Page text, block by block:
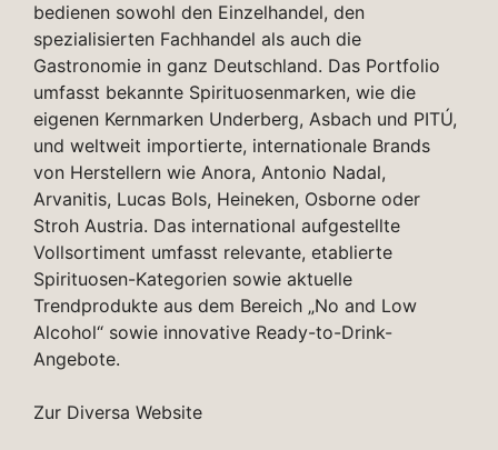
bedienen sowohl den Einzelhandel, den
spezialisierten Fachhandel als auch die
Gastronomie in ganz Deutschland. Das Portfolio
umfasst bekannte Spirituosenmarken, wie die
eigenen Kernmarken Underberg, Asbach und PITÚ,
und weltweit importierte, internationale Brands
von Herstellern wie Anora, Antonio Nadal,
Arvanitis, Lucas Bols, Heineken, Osborne oder
Stroh Austria. Das international aufgestellte
Vollsortiment umfasst relevante, etablierte
Spirituosen-Kategorien sowie aktuelle
Trendprodukte aus dem Bereich „No and Low
Alcohol“ sowie innovative Ready-to-Drink-
Angebote.
Zur Diversa Website